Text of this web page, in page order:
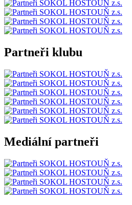
Partneři klubu
Mediální partneři